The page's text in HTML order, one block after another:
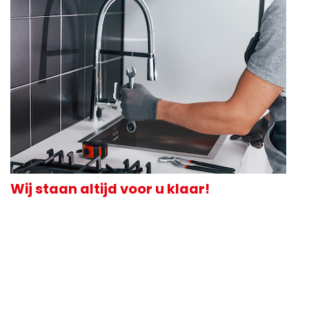
Wij staan altijd voor u klaar!